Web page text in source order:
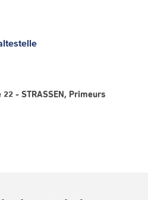
- STRASSEN, Primeurs